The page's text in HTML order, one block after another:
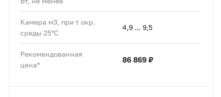
Камера м3, при t окр.
среды 25°C
4,9 ... 9,5
Рекомендованная
цена*
86 869 ₽